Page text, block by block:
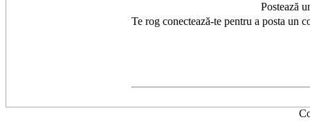
Postează
Te rog conectează-te pentru a posta un